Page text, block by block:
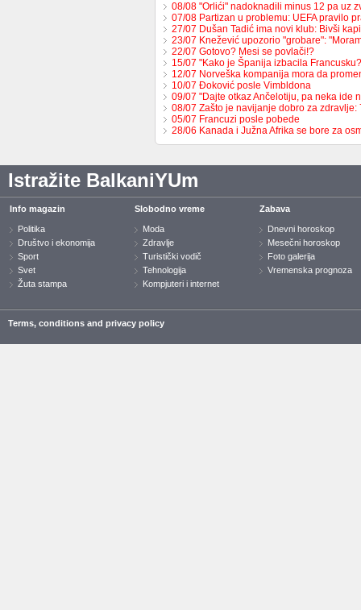
08/08 "Orlići" nadoknadili minus 12 pa uz
07/08 Partizan u problemu: UEFA pravilo
27/07 Dušan Tadić ima novi klub: Bivši
23/07 Knežević upozorio "grobare":
22/07 Gotovo? Mesi se povlači!?
15/07 "Kako je Španija izbacila
12/07 Norveška kompanija mora da
10/07 Đoković posle Vimbldona
09/07 "Dajte otkaz Ančelotiju, pa neka ide
08/07 Zašto je navijanje dobro za
05/07 Francuzi posle pobede
28/06 Kanada i Južna Afrika se bore za
Istražite BalkaniYUm
Info magazin
Politika
Društvo i ekonomija
Sport
Svet
Žuta stampa
Slobodno vreme
Moda
Zdravlje
Turistički vodič
Tehnologija
Kompjuteri i internet
Zabava
Dnevni horoskop
Mesečni horoskop
Foto galerija
Vremenska prognoza
Terms, conditions and privacy policy